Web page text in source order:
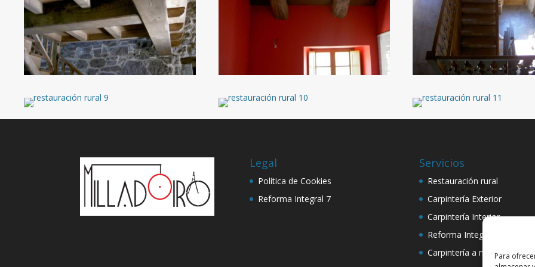
Para
Legal
Política de Cookies
Reforma Integral 7
Servicios
Restauración rural
Carpintería Exterior
Carpintería Interior
Reforma Integral
Carpintería a medida